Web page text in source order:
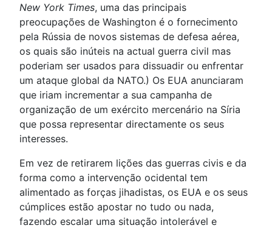
New York Times, uma das principais
preocupações de Washington é o fornecimento
pela Rússia de novos sistemas de defesa aérea,
os quais são inúteis na actual guerra civil mas
poderiam ser usados para dissuadir ou enfrentar
um ataque global da NATO.) Os EUA anunciaram
que iriam incrementar a sua campanha de
organização de um exército mercenário na Síria
que possa representar directamente os seus
interesses.
Em vez de retirarem lições das guerras civis e da
forma como a intervenção ocidental tem
alimentado as forças jihadistas, os EUA e os seus
cúmplices estão apostar no tudo ou nada,
fazendo escalar uma situação intolerável e